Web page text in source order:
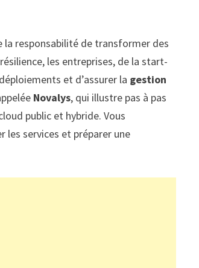
la responsabilité de transformer des
les entreprises, de la start-
et d’assurer la gestion
Novalys, qui illustre pas à pas
public et hybride. Vous
les services et préparer une